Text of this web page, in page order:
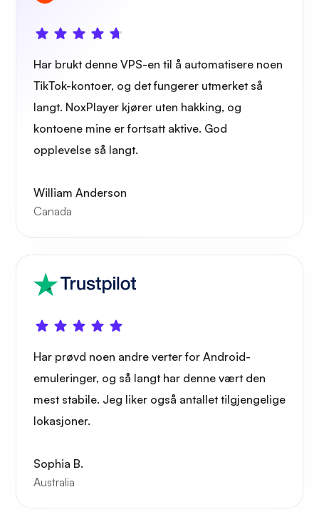
Har brukt denne VPS-en til å automatisere noen
TikTok-kontoer, og det fungerer utmerket så
langt. NoxPlayer kjører uten hakking, og
kontoene mine er fortsatt aktive. God
opplevelse så langt.
William Anderson
Canada
Har prøvd noen andre verter for Android-
emuleringer, og så langt har denne vært den
mest stabile. Jeg liker også antallet tilgjengelige
lokasjoner.
Sophia B.
Australia